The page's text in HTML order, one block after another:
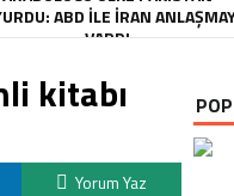
ABD ILE İRAN
VARDI
kitabı
Yorum Yaz